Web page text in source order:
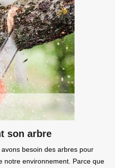
son arbre
besoin des arbres pour
notre environnement. Parce que